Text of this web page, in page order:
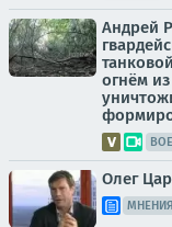
Андрей
огнём
Олег
МНЕНИЯ